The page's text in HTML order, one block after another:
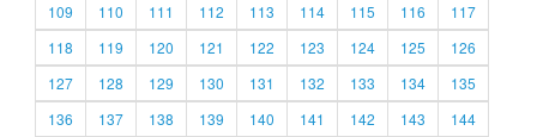
109
110 111 112 113 114 115 116
117
118
119 120 121 122 123 124 125
126
127
128 129 130 131 132 133 134
135
136
137 138 139 140 141 142 143
144